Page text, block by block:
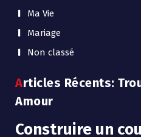
Ma Vie
Mariage
Non classé
Articles Récents: Trouver Et Vivre Le Vrai
Amour
Construire un